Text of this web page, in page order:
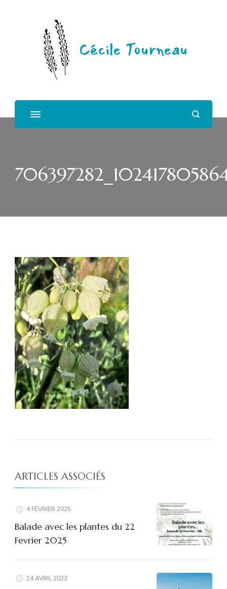
Cécile Tourneau
ARTICLES ASSOCIÉS
4 FÉVRIER 2025
Balade avec les plantes du 22
Fevrier 2025
14 AVRIL 2023